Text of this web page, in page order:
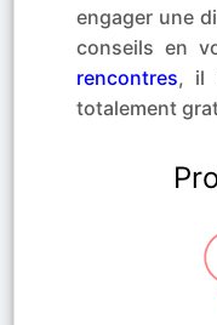
engager une
conseils en
rencontres, il
totalement